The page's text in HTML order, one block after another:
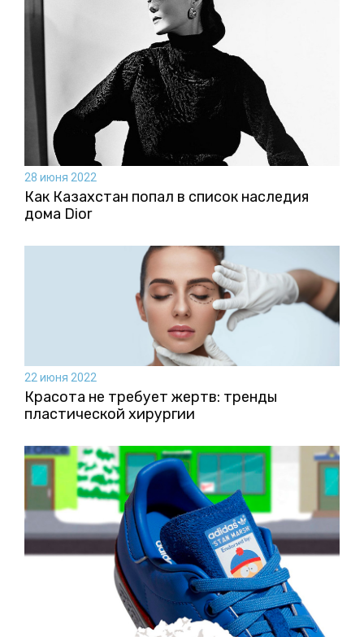
28 июня 2022
Как Казахстан попал в список наследия
дома Dior
22 июня 2022
Красота не требует жертв: тренды
пластической хирургии